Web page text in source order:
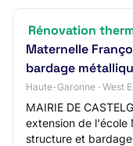
Rénovation
Maternelle
bardage
Haute-Garonne · West
MAIRIE DE
extension de l'école
structure et